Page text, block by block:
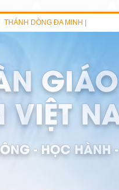
THÁNH DÒNG ĐA MINH |